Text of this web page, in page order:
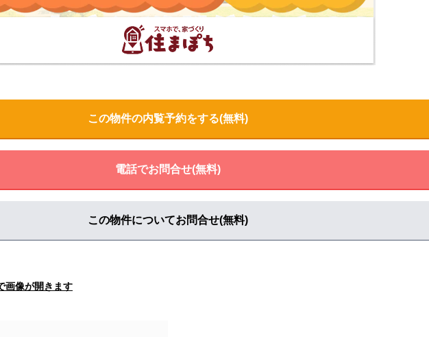
マップで見る
岡１８２ マップで見る
療センター前店
この物件の内覧予約をする(無料)
電話でお問合せ(無料)
この物件についてお問合せ(無料)
像が開きます